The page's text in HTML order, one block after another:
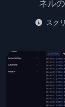
ネル
スク